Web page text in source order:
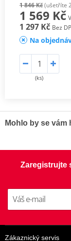
1 846 Kč(ušetříte
1 569 Kč
1 297 Kč Bez
Na
(ks)
Mohlo by se vám
Zaregistrujte
Zákaznický servis